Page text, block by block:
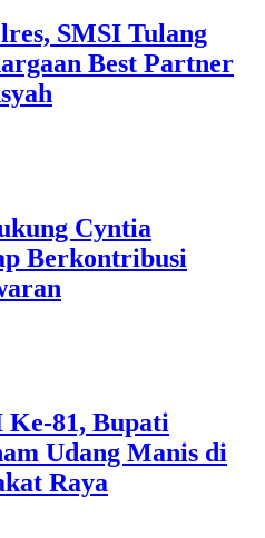
SMSI Tulang
Best Partner
Cyntia
Berkontribusi
81, Bupati
Udang Manis di
Raya